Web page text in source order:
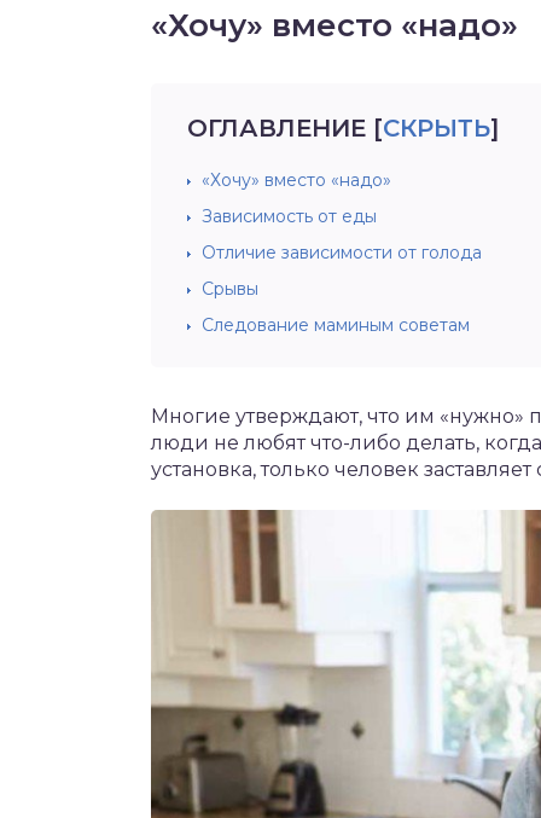
«Хочу» вместо «надо»
ОГЛАВЛЕНИЕ [СКРЫТЬ]
«Хочу» вместо «надо»
Зависимость от еды
Отличие зависимости от голода
Срывы
Следование маминым советам
Многие утверждают, что им «нужно»
люди не любят что-либо делать,
установка, только человек заставляет